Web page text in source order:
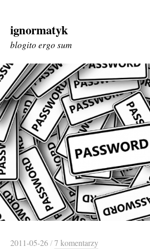
Skip
to
ignormatyk
blogito ergo sum
2011-05-26/7 komentarzy